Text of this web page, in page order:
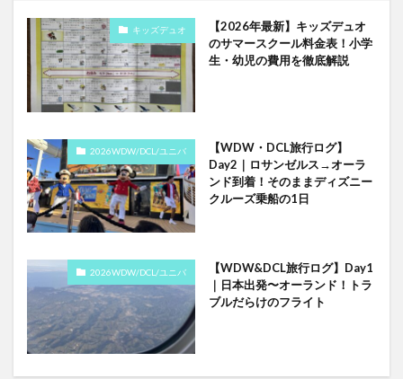
キッズデュオ
【2026年最新】キッズデュオ
のサマースクール料金表！小学
生・幼児の費用を徹底解説
2026WDW/DCL/ユニバ
【WDW・DCL旅行ログ】
Day2｜ロサンゼルス→オーラ
ンド到着！そのままディズニー
クルーズ乗船の1日
2026WDW/DCL/ユニバ
【WDW&DCL旅行ログ】Day1
｜日本出発〜オーランド！トラ
ブルだらけのフライト